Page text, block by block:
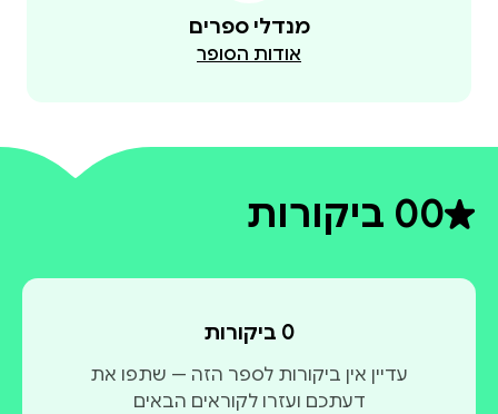
מנדלי ספרים
אודות הסופר
0דירוג ממוצע 0 מתוך 5
0 ביקורות
0 ביקורות
עדיין אין ביקורות לספר הזה — שתפו את
דעתכם ועזרו לקוראים הבאים